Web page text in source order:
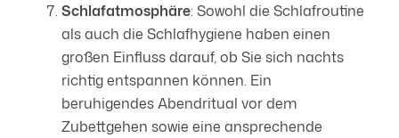
Schlafatmosphäre: Sowohl die Schlafroutine
als auch die Schlafhygiene haben einen
großen Einfluss darauf, ob Sie sich nachts
richtig entspannen können. Ein
beruhigendes Abendritual vor dem
Zubettgehen sowie eine ansprechende